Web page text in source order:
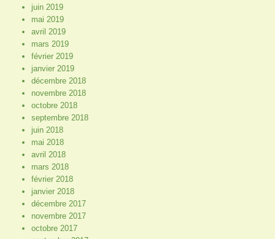
juin 2019
mai 2019
avril 2019
mars 2019
février 2019
janvier 2019
décembre 2018
novembre 2018
octobre 2018
septembre 2018
juin 2018
mai 2018
avril 2018
mars 2018
février 2018
janvier 2018
décembre 2017
novembre 2017
octobre 2017